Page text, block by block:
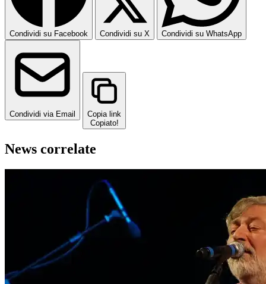
Condividi su Facebook Condividi su X Condividi su WhatsApp
Condividi via Email
Copia link
Copiato!
News correlate